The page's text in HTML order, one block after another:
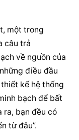
một trong
câu trả
về nguồn của
điều đầu
kế hệ thống
bạch để bất
ra, bạn đều có
từ đâu”.